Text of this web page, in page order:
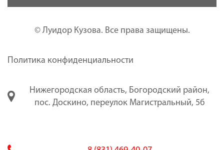
© Луидор Кузова. Все права защищены.
Политика конфиденциальности
Нижегородская область, Богородский район,
пос. Доскино, переулок Магистральный, 5б